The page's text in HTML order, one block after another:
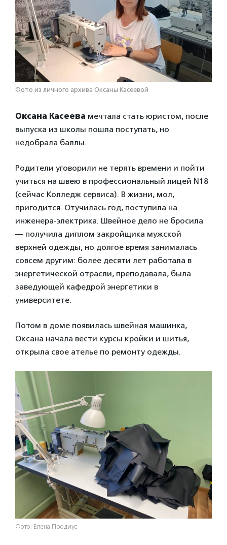
Фото из личного архива Оксаны Касеевой
Оксана Касеева мечтала стать юристом, после
выпуска из школы пошла поступать, но
недобрала баллы.
Родители уговорили не терять времени и пойти
учиться на швею в профессиональный лицей N18
(сейчас Колледж сервиса). В жизни, мол,
пригодится. Отучилась год, поступила на
инженера-электрика. Швейное дело не бросила
— получила диплом закройщика мужской
верхней одежды, но долгое время занималась
совсем другим: более десяти лет работала в
энергетической отрасли, преподавала, была
заведующей кафедрой энергетики в
университете.
Потом в доме появилась швейная машинка,
Оксана начала вести курсы кройки и шитья,
открыла свое ателье по ремонту одежды.
Фото: Елена Продиус